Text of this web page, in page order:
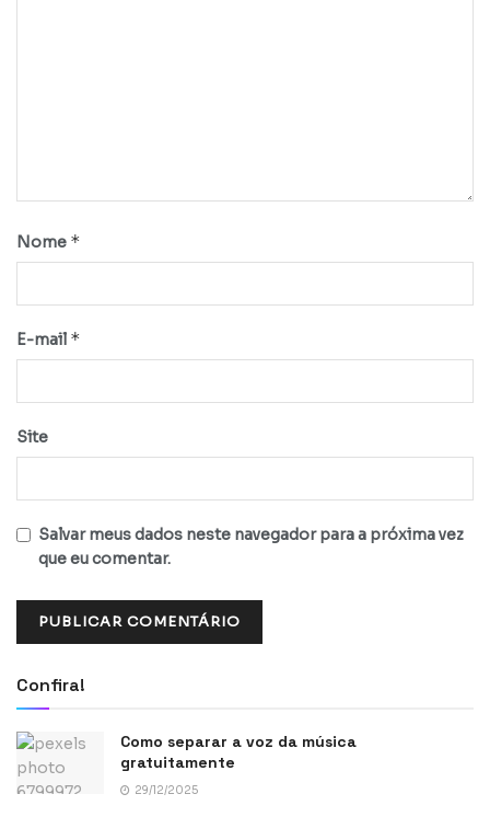
Nome *
E-mail *
Site
Salvar meus dados neste navegador para a próxima vez
que eu comentar.
Confira!
Como separar a voz da música
gratuitamente
29/12/2025